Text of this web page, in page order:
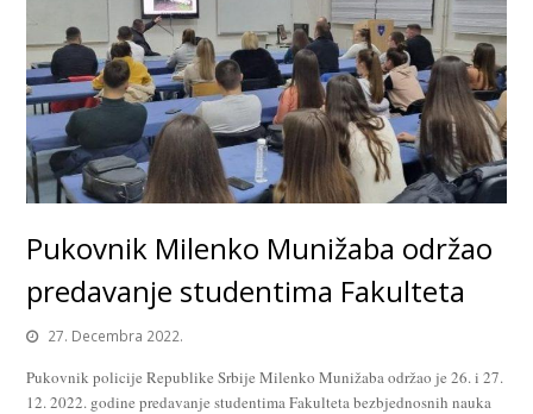
Pukovnik Milenko Munižaba održao
predavanje studentima Fakulteta
27. Decembra 2022.
Pukovnik policije Republike Srbije Milenko Munižaba održao je 26. i 27.
12. 2022. godine predavanje studentima Fakulteta bezbjednosnih nauka